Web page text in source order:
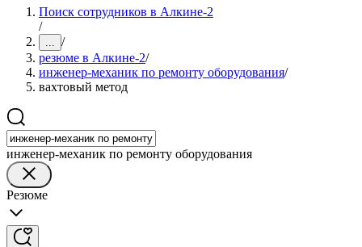
Поиск сотрудников в Алкине-2
/
... /
резюме в Алкине-2/
инженер-механик по ремонту оборудования/
вахтовый метод
инженер-механик по ремонту оборудования
Резюме